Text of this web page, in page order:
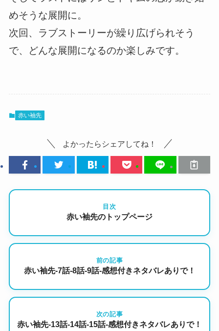
めそうな展開に。
次回、ラブストーリーが繰り広げられそう
で、どんな展開になるのか楽しみです。
赤い袖先
よかったらシェアしてね！
目次
赤い袖先のトップページ
前の記事
赤い袖先-7話-8話-9話-感想付きネタバレありで！
次の記事
赤い袖先-13話-14話-15話-感想付きネタバレありで！